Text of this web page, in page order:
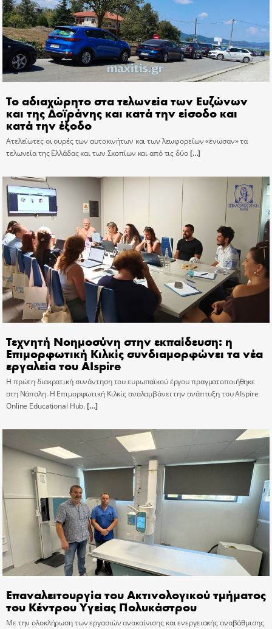
Το αδιαχώρητο στα τελωνεία των Ευζώνων
και της Δοϊράνης και κατά την είσοδο και
κατά την έξοδο
Ατελείωτες οι ουρές των αυτοκινήτων και των λεωφορείων «ένωσαν» τα
τελωνεία της Ελλάδας και των Σκοπίων και από τις δύο[…]
Τεχνητή Νοημοσύνη στην εκπαίδευση: η
Επιμορφωτική Κιλκίς συνδιαμορφώνει τα νέα
εργαλεία του AIspire
Η πρώτη διακρατική συνάντηση του ευρωπαϊκού έργου πραγματοποιήθηκε
στη Νάπολη. Η Επιμορφωτική Κιλκίς αναλαμβάνει την ανάπτυξη του AIspire
Online Educational Hub.[…]
Επαναλειτουργία του Ακτινολογικού τμήματος
του Κέντρου Υγείας Πολυκάστρου
Με την ολοκλήρωση των εργασιών ανακαίνισης και ενεργειακής αναβάθμισης